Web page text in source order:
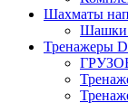
Шахматы
Шашки
Тренажеры